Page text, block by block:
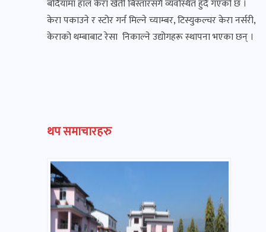
बर्दियामा हाल केरा खेती बिस्तारसँगै व्यवस्थित हुँदै गएको छ ।
केरा पकाउने र स्टोर गर्न मिल्ने च्याम्बर, टिस्युकल्चर केरा नर्सरी,
केराको थम्बाबाट रेसा निकाल्ने उद्योगहरू स्थापना भएका छन् ।
थप समाचारहरु